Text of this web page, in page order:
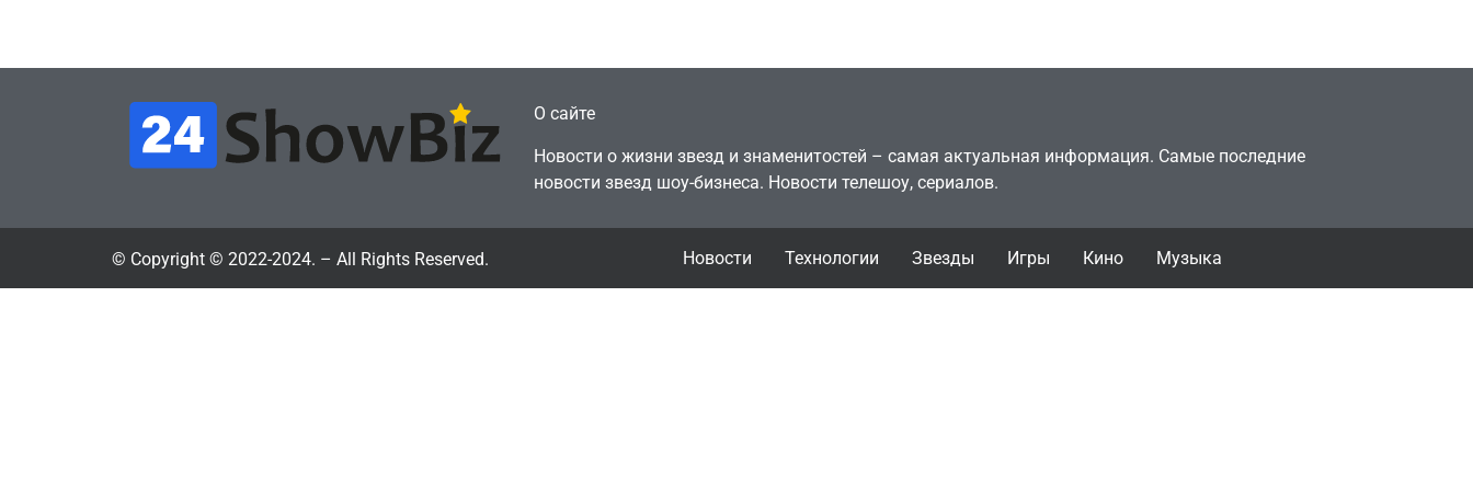
О сайте
Новости о жизни звезд и знаменитостей – самая актуальная информация. Самые последние
новости звезд шоу-бизнеса. Новости телешоу, сериалов.
© Copyright © 2022-2024. – All Rights Reserved. Новости Технологии Звезды Игры Кино Музыка